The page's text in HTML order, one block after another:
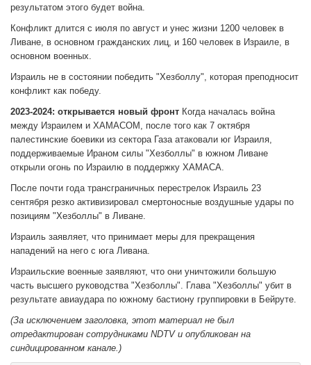
результатом этого будет война.
Конфликт длится с июля по август и унес жизни 1200 человек в
Ливане, в основном гражданских лиц, и 160 человек в Израиле, в
основном военных.
Израиль не в состоянии победить "Хезболлу", которая преподносит
конфликт как победу.
2023-2024: открывается новый фронт Когда началась война
между Израилем и ХАМАСОМ, после того как 7 октября
палестинские боевики из сектора Газа атаковали юг Израиля,
поддерживаемые Ираном силы "Хезболлы" в южном Ливане
открыли огонь по Израилю в поддержку ХАМАСА.
После почти года трансграничных перестрелок Израиль 23
сентября резко активизировал смертоносные воздушные удары по
позициям "Хезболлы" в Ливане.
Израиль заявляет, что принимает меры для прекращения
нападений на него с юга Ливана.
Израильские военные заявляют, что они уничтожили большую
часть высшего руководства "Хезболлы". Глава "Хезболлы" убит в
результате авиаудара по южному бастиону группировки в Бейруте.
(За исключением заголовка, этот материал не был
отредактирован сотрудниками NDTV и опубликован на
синдицированном канале.)